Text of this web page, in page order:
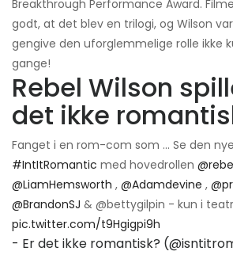
Breakthrough Performance Award.
godt, at det blev en trilogi, og Wilson
gengive den uforglemmelige rolle ikke
gange!
Rebel Wilson
det ikke
Fanget i en rom-com som ... Se den
#IntItRomantic med hovedrollen
@LiamHemsworth , @Adamdevine ,
@BrandonSJ & @bettygilpin - kun i
pic.twitter.com/t9Hgigpi9h
- Er det ikke romantisk?